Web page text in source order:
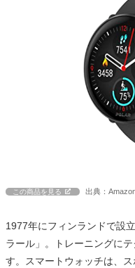
この商品を見る 出典：
1977年にフィンランドで設
ラール」。トレーニングに
す。スマートウォッチは、